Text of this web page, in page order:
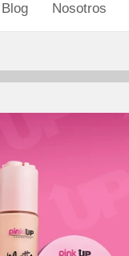
Blog Nosotros